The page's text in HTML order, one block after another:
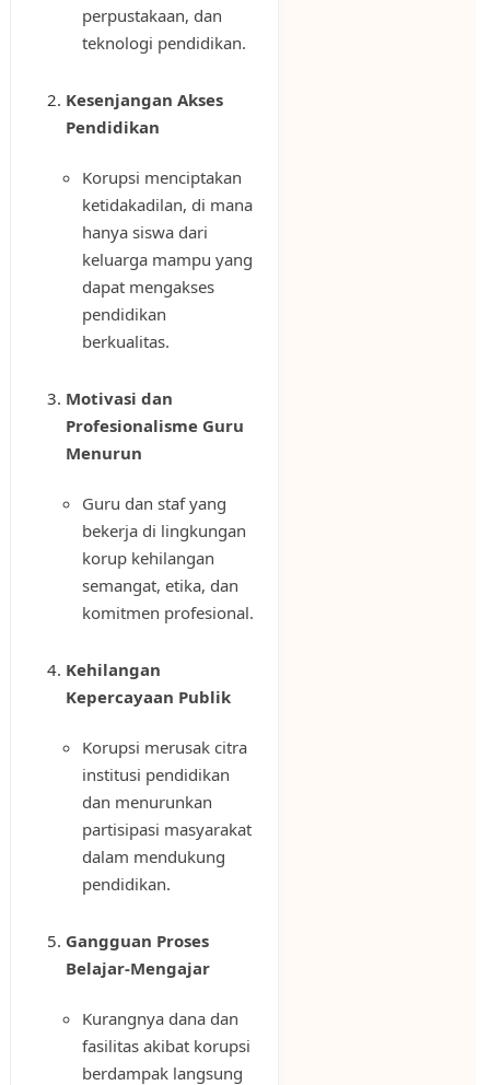
perpustakaan, dan
teknologi pendidikan.
Kesenjangan Akses
Pendidikan
Korupsi menciptakan
ketidakadilan, di mana
hanya siswa dari
keluarga mampu yang
dapat mengakses
pendidikan
berkualitas.
Motivasi dan
Profesionalisme Guru
Menurun
Guru dan staf yang
bekerja di lingkungan
korup kehilangan
semangat, etika, dan
komitmen profesional.
Kehilangan
Kepercayaan Publik
Korupsi merusak citra
institusi pendidikan
dan menurunkan
partisipasi masyarakat
dalam mendukung
pendidikan.
Gangguan Proses
Belajar-Mengajar
Kurangnya dana dan
fasilitas akibat korupsi
berdampak langsung